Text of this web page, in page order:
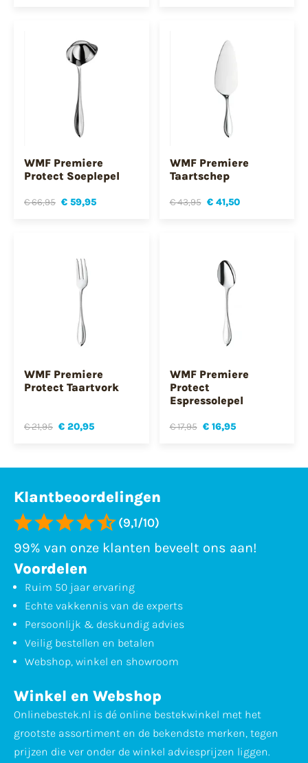
WMF Premiere
Protect Soeplepel
€ 66,95 € 59,95
WMF Premiere
Taartschep
€ 43,95 € 41,50
WMF Premiere
Protect Taartvork
€ 21,95 € 20,95
WMF Premiere
Protect
Espressolepel
€ 17,95 € 16,95
Klantbeoordelingen
(9,1/10)
99% van onze klanten beveelt ons aan!
Voordelen
Ruim 50 jaar ervaring
Echte vakkennis van de experts
Persoonlijk & deskundig advies
Veilig bestellen en betalen
Webshop, winkel en showroom
Winkel en Webshop
Onlinebestek.nl is dé online bestekwinkel met het
grootste assortiment en de bekendste merken, tegen
prijzen die ver onder de winkel adviesprijzen liggen.